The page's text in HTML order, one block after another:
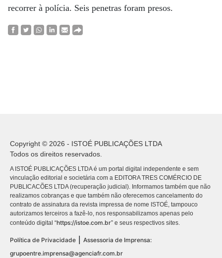
recorrer à polícia. Seis penetras foram presos.
Copyright © 2026 - ISTOÉ PUBLICAÇÕES LTDA
Todos os direitos reservados.
A ISTOÉ PUBLICAÇÕES LTDA é um portal digital independente e sem
vinculação editorial e societária com a EDITORA TRES COMÉRCIO DE
PUBLICACÕES LTDA (recuperação judicial). Informamos também que não
realizamos cobranças e que também não oferecemos cancelamento do
contrato de assinatura da revista impressa de nome ISTOÉ, tampouco
autorizamos terceiros a fazê-lo, nos responsabilizamos apenas pelo
conteúdo digital “https://istoe.com.br” e seus respectivos sites.
Política de Privacidade
Assessoria de Imprensa:
grupoentre.imprensa@agenciafr.com.br